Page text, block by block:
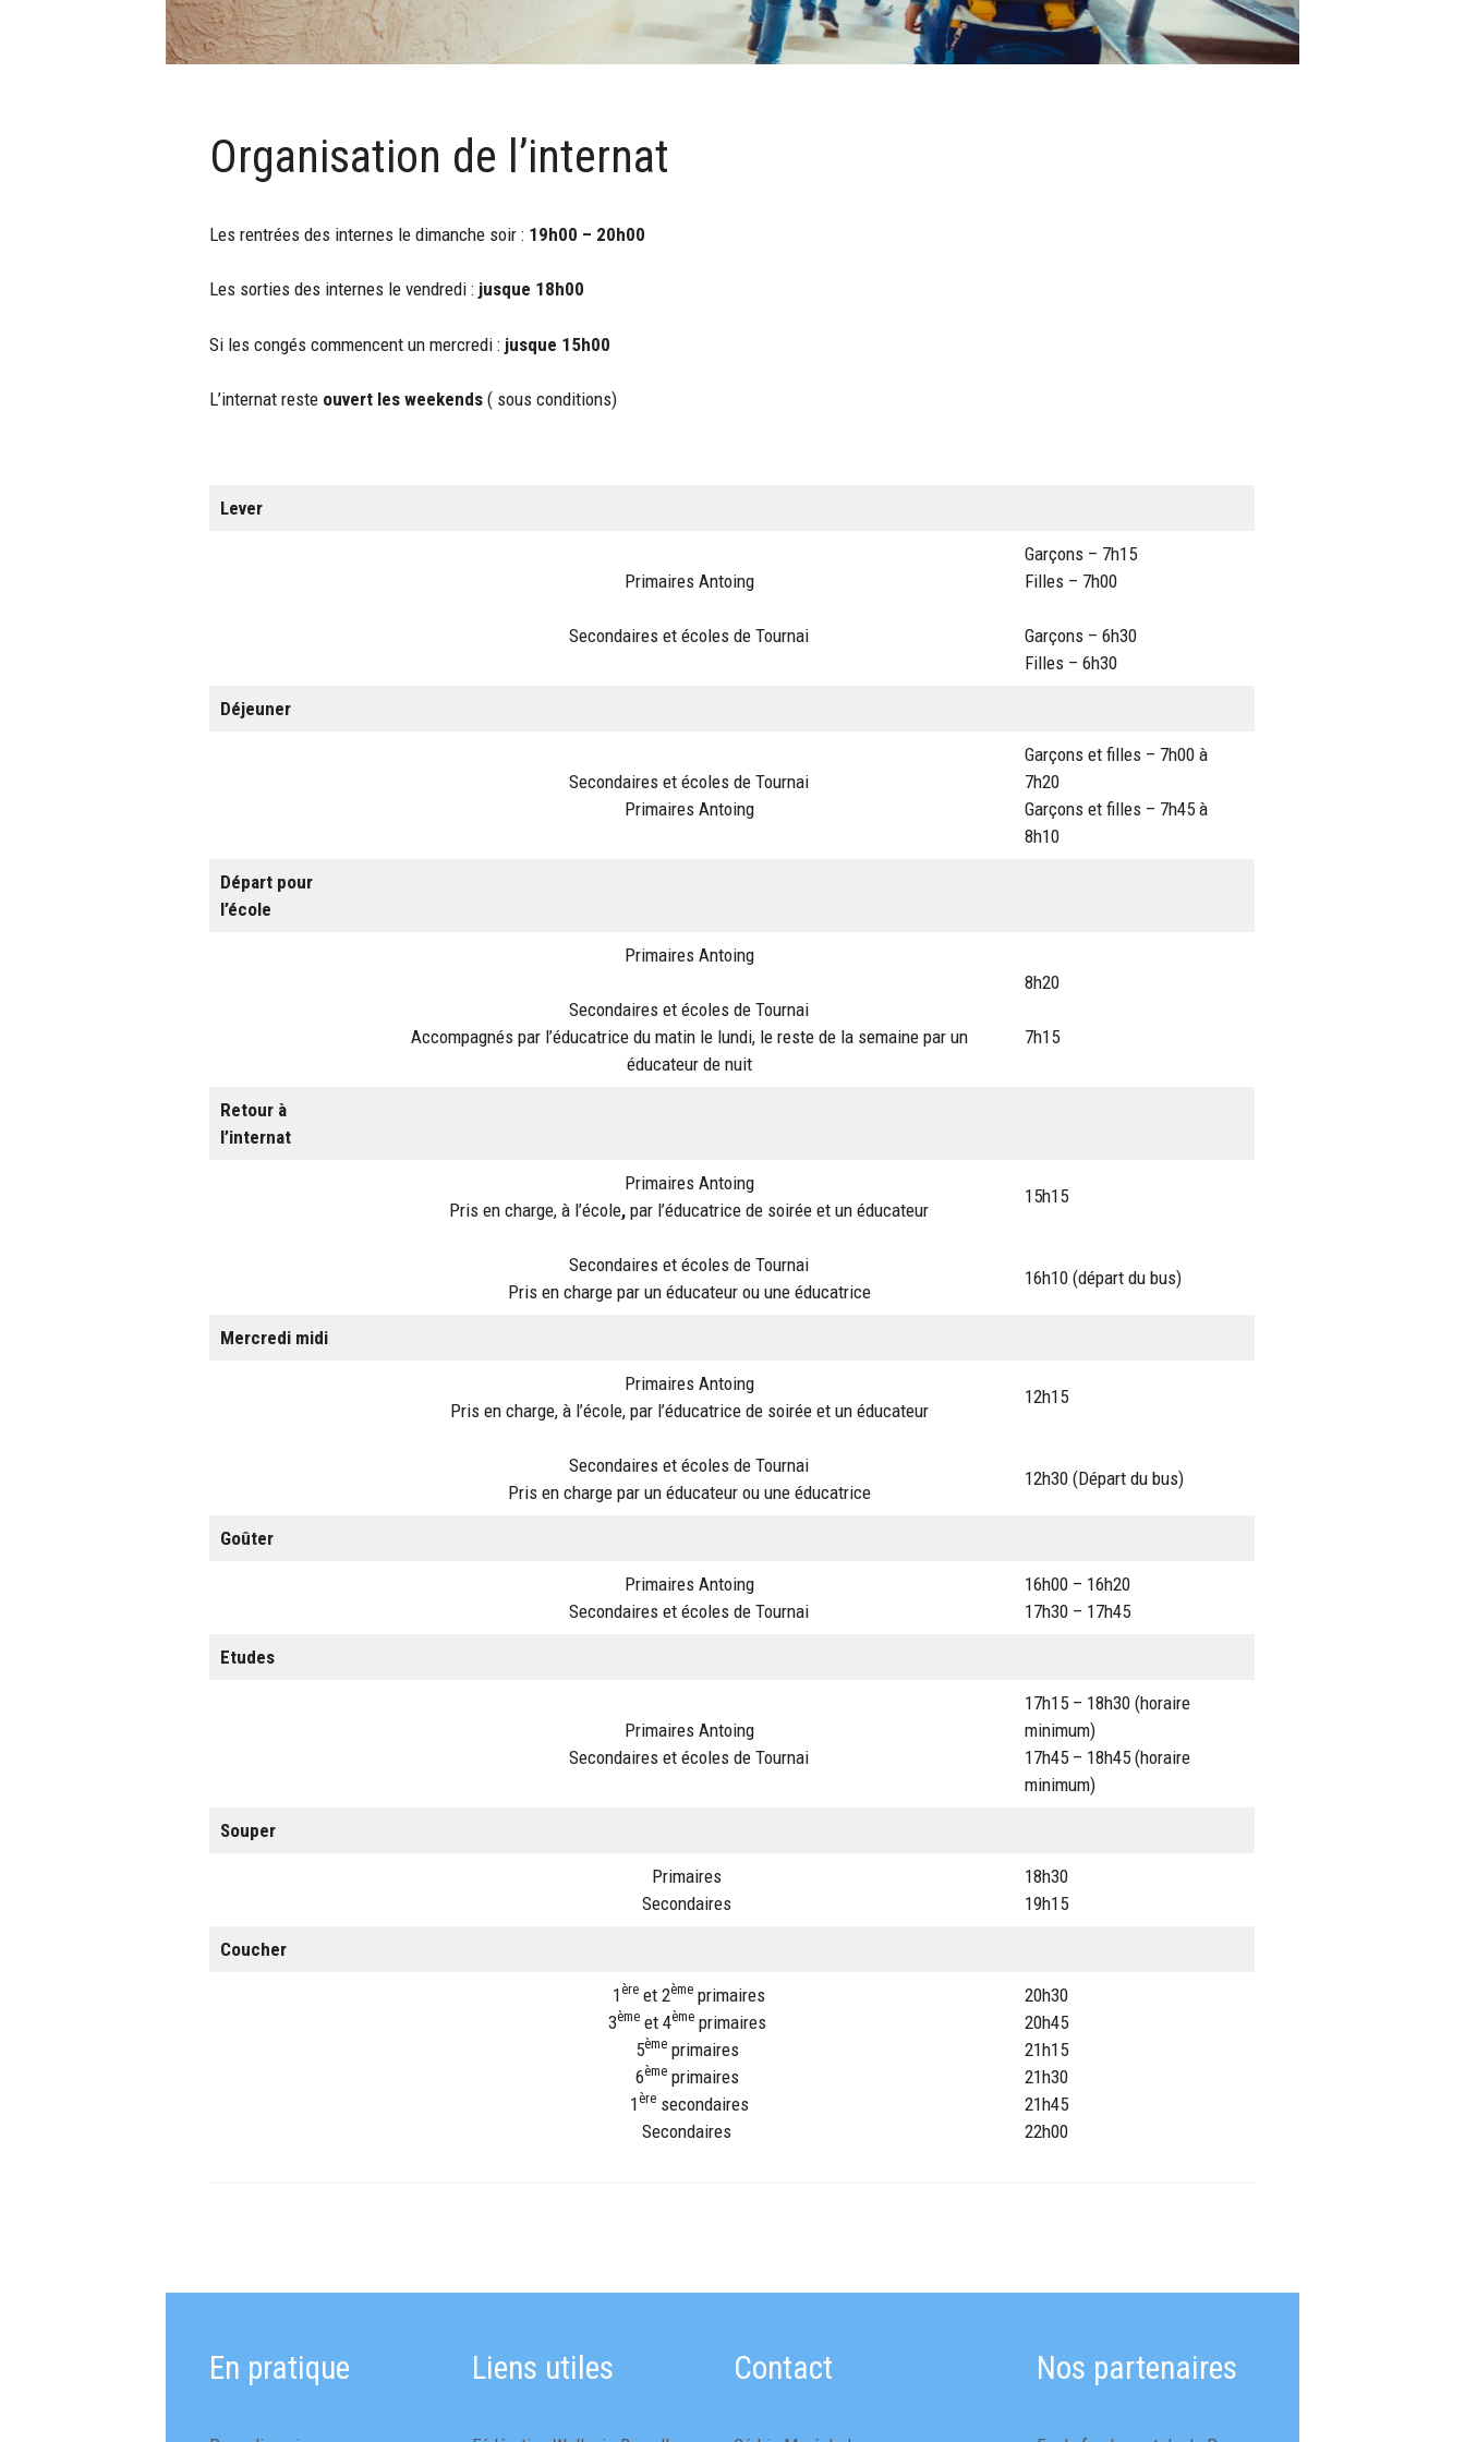
Organisation de l’internat
Les rentrées des internes le dimanche soir : 19h00 – 20h00
Les sorties des internes le vendredi : jusque 18h00
Si les congés commencent un mercredi : jusque 15h00
L’internat reste ouvert les weekends ( sous conditions)
Lever
Primaires Antoing
Secondaires et écoles de Tournai
Garçons – 7h15
Filles – 7h00
Garçons – 6h30
Filles – 6h30
Déjeuner
Secondaires et écoles de Tournai
Primaires Antoing
Garçons et filles – 7h00 à
7h20
Garçons et filles – 7h45 à
8h10
Départ pour
l’école
Primaires Antoing
Secondaires et écoles de Tournai
Accompagnés par l’éducatrice du matin le lundi, le reste de la semaine par un
éducateur de nuit
8h20
7h15
Retour à
l’internat
Primaires Antoing
Pris en charge, à l’école, par l’éducatrice de soirée et un éducateur
Secondaires et écoles de Tournai
Pris en charge par un éducateur ou une éducatrice
15h15
16h10 (départ du bus)
Mercredi midi
Primaires Antoing
Pris en charge, à l’école, par l’éducatrice de soirée et un éducateur
Secondaires et écoles de Tournai
Pris en charge par un éducateur ou une éducatrice
12h15
12h30 (Départ du bus)
Goûter
Primaires Antoing
Secondaires et écoles de Tournai
16h00 – 16h20
17h30 – 17h45
Etudes
Primaires Antoing
Secondaires et écoles de Tournai
17h15 – 18h30 (horaire
minimum)
17h45 – 18h45 (horaire
minimum)
Souper
Primaires
Secondaires
18h30
19h15
Coucher
1ère et 2ème primaires
3èmeet 4èmeprimaires
5èmeprimaires
6èmeprimaires
1èresecondaires
Secondaires
20h30
20h45
21h15
21h30
21h45
22h00
En pratique Liens utiles Contact Nos partenaires